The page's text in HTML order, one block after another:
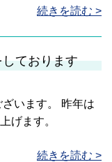
続きを読む >
ております
います。 昨年は
げます。
続きを読む >